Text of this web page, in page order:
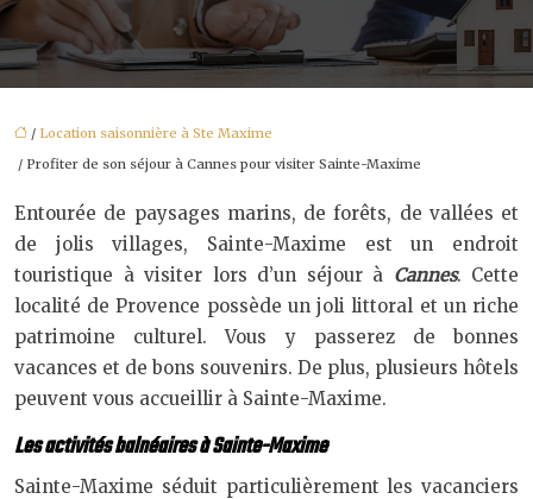
/ Location saisonnière à Ste Maxime
/ Profiter de son séjour à Cannes pour visiter Sainte-Maxime
Entourée de paysages marins, de forêts, de vallées et
de jolis villages, Sainte-Maxime est un endroit
touristique à visiter lors d’un séjour à Cannes. Cette
localité de Provence possède un joli littoral et un riche
patrimoine culturel. Vous y passerez de bonnes
vacances et de bons souvenirs. De plus, plusieurs hôtels
peuvent vous accueillir à Sainte-Maxime.
Les activités balnéaires à Sainte-Maxime
Sainte-Maxime séduit particulièrement les vacanciers